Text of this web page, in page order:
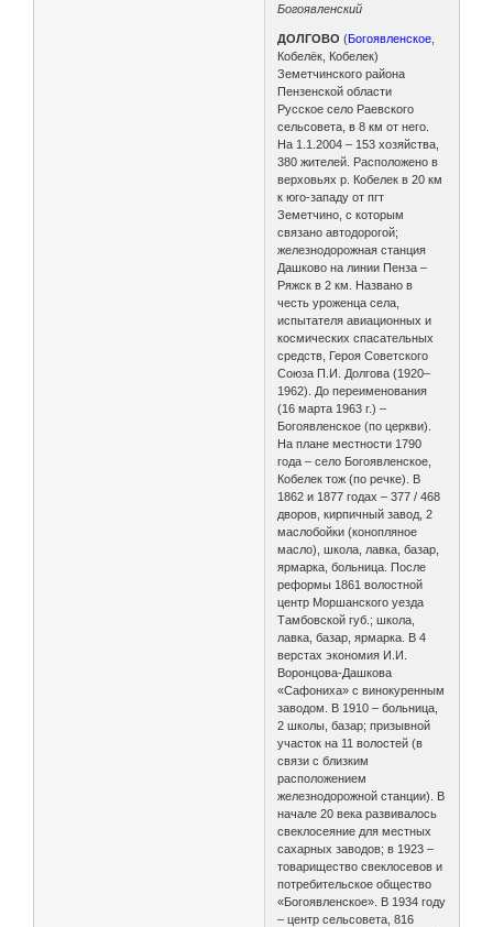
Богоявленский
ДОЛГОВО(Богоявленское
Кобелёк, Кобелек)
Земетчинского района
Пензенской области
Русское село Раевского
сельсовета, в 8 км от него.
На 1.1.2004 – 153 хозяйства,
380 жителей. Расположено в
верховьях р. Кобелек в 20 км
к юго-западу от пгт
Земетчино, с которым
связано автодорогой;
железнодорожная станция
Дашково на линии Пенза –
Ряжск в 2 км. Названо в
честь уроженца села,
испытателя авиационных и
космических спасательных
средств, Героя Советского
Союза П.И. Долгова (1920–
1962). До переименования
(16 марта 1963 г.) –
Богоявленское (по церкви).
На плане местности 1790
года – село Богоявленское,
Кобелек тож (по речке). В
1862 и 1877 годах – 377 / 468
дворов, кирпичный завод, 2
маслобойки (конопляное
масло), школа, лавка, базар,
ярмарка, больница. После
реформы 1861 волостной
центр Моршанского уезда
Тамбовской губ.; школа,
лавка, базар, ярмарка. В 4
верстах экономия И.И.
Воронцова-Дашкова
«Сафониха» с винокуренным
заводом. В 1910 – больница,
2 школы, базар; призывной
участок на 11 волостей (в
связи с близким
расположением
железнодорожной станции). В
начале 20 века развивалось
свеклосеяние для местных
сахарных заводов; в 1923 –
товарищество свеклосевов и
потребительское общество
«Богоявленское». В 1934 году
– центр сельсовета, 816